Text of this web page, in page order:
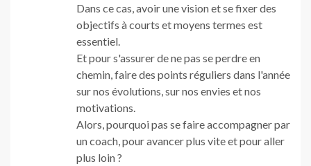
Dans ce cas, avoir une vision et se fixer des
objectifs à courts et moyens termes est
essentiel.
Et pour s'assurer de ne pas se perdre en
chemin, faire des points réguliers dans l'année
sur nos évolutions, sur nos envies et nos
motivations.
Alors, pourquoi pas se faire accompagner par
un coach, pour avancer plus vite et pour aller
plus loin ?